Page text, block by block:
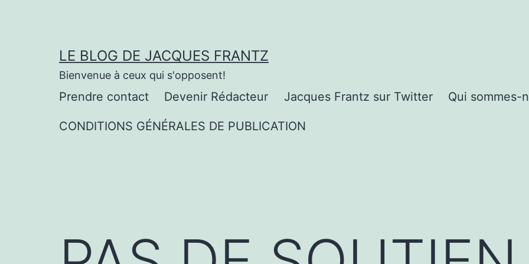
LE BLOG DE JACQUES FRANTZ
Bienvenue à ceux qui s'opposent!
Prendre contact Devenir Rédacteur Jacques Frantz sur Twitter Qui sommes-
CONDITIONS GÉNÉRALES DE PUBLICATION